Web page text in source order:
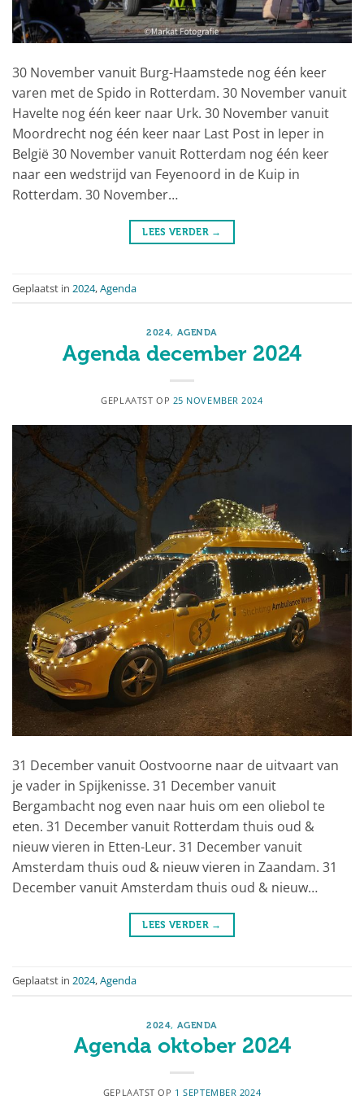
30 November vanuit Burg-Haamstede nog één keer
varen met de Spido in Rotterdam. 30 November vanuit
Havelte nog één keer naar Urk. 30 November vanuit
Moordrecht nog één keer naar Last Post in Ieper in
België 30 November vanuit Rotterdam nog één keer
naar een wedstrijd van Feyenoord in de Kuip in
Rotterdam. 30 November…
LEES VERDER →
Geplaatst in 2024,Agenda
2024, AGENDA
Agenda december 2024
GEPLAATST OP 25 NOVEMBER 2024
31 December vanuit Oostvoorne naar de uitvaart van
je vader in Spijkenisse. 31 December vanuit
Bergambacht nog even naar huis om een oliebol te
eten. 31 December vanuit Rotterdam thuis oud &
nieuw vieren in Etten-Leur. 31 December vanuit
Amsterdam thuis oud & nieuw vieren in Zaandam. 31
December vanuit Amsterdam thuis oud & nieuw…
LEES VERDER →
Geplaatst in 2024,Agenda
2024, AGENDA
Agenda oktober 2024
GEPLAATST OP 1 SEPTEMBER 2024